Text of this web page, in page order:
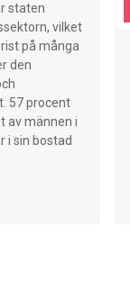
staten
vilket
på många
den
57 procent
av männen i
i sin bostad